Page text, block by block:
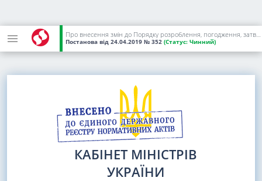
Про внесення змін до Порядку розроблення, погодження, затвердження, внесення змін до будівельних норм та визнання їх такими, що втратили чинність
Постанова від 24.04.2019 № 352 (Статус: Чинний)
КАБІНЕТ МІНІСТРІВ
УКРАЇНИ